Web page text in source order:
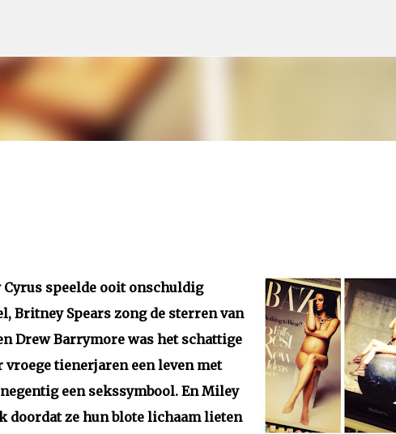
speelde ooit onschuldig
Britney Spears zong de sterren van
Drew Barrymore was het schattige
tienerjaren een leven met
een sekssymbool. En Miley
doordat ze hun blote lichaam lieten